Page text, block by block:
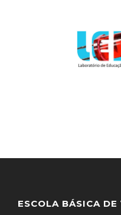
ESCOLA BÁSICA